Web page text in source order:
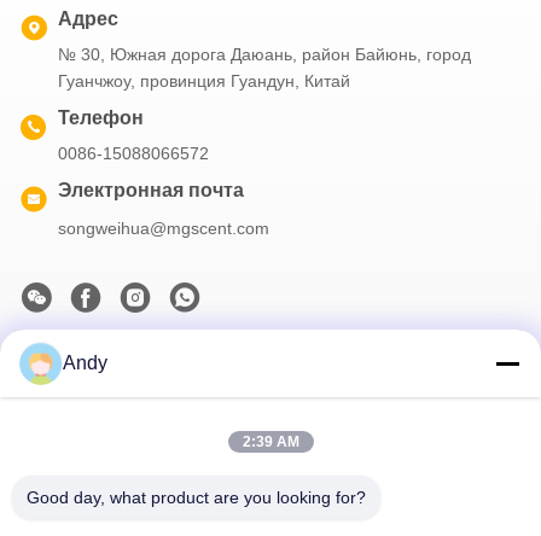
Адрес
№ 30, Южная дорога Даюань, район Байюнь, город
Гуанчжоу, провинция Гуандун, Китай
Телефон
0086-15088066572
Электронная почта
songweihua@mgscent.com
Наш бюллетень
получения скидок и прочего.
Andy
2:39 AM
Good day, what product are you looking for?